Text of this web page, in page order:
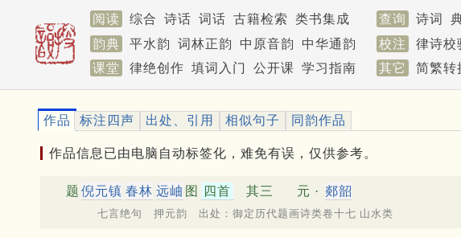
阅读 综合 诗话 词话 古籍检索 类书集成 查询 诗词
韵典
平水韵 词林正韵 中原音韵 中华通韵 校注 律诗校
课堂
律绝创作 填词入门 公开课 学习指南 其它 简繁转
作品 标注四声 出处、引用 相似句子 同韵作品
作品信息已由电脑自动标签化，难免有误，仅供参考。
题 倪元镇 春林 远岫 图 四首 其三 元 · 郯韶
七言绝句 押元韵 出处：御定历代题画诗类卷十七 山水类